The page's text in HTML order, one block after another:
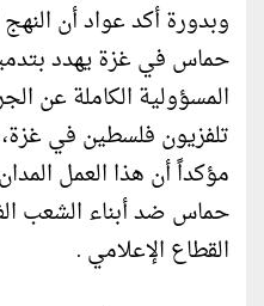
وبدورة أكد عواد أن
حماس في غزة يهدد
المسؤولية الكاملة عن
تلفزيون فلسطين في غزة،
مؤكداً أن هذا العمل
حماس ضد أبناء الشعب
القطاع الإعلامي .